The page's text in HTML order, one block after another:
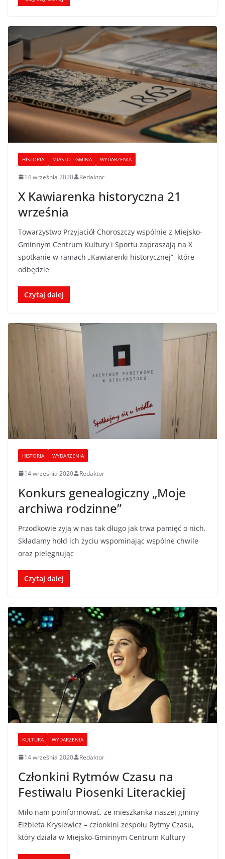
HISTORIA MIASTO I GMINA WYDARZENIA
14 września 2020 Redaktor
X Kawiarenka historyczna 21
września
Towarzystwo Przyjaciół Choroszczy wspólnie z Miejsko-
Gminnym Centrum Kultury i Sportu zapraszają na X
spotkanie w ramach „Kawiarenki historycznej”, które
odbędzie
Czytaj dalej
HISTORIA WYDARZENIA
14 września 2020 Redaktor
Konkurs genealogiczny „Moje
archiwa rodzinne”
Przodkowie żyją w nas tak długo jak trwa pamięć o nich.
Składamy hołd ich życiu wspominając wspólne chwile
oraz pielęgnując
Czytaj dalej
KULTURA WYDARZENIA
14 września 2020 Redaktor
Członkini Rytmów Czasu na
Festiwalu Piosenki Literackiej
Miło nam poinformować, że mieszkanka naszej gminy
Elżbieta Krysiewicz – członkini zespołu Rytmy Czasu,
który działa w Miejsko-Gminnym Centrum Kultury